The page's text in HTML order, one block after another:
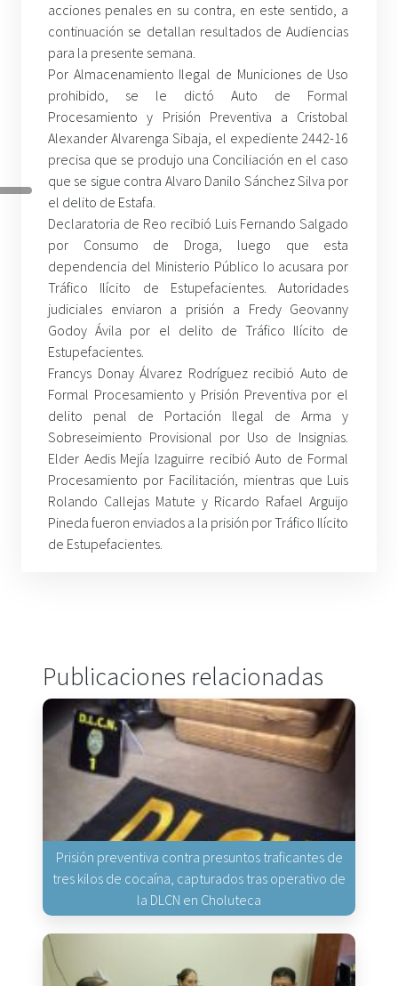
acciones penales en su contra, en este sentido, a
continuación se detallan resultados de Audiencias
para la presente semana.
Por Almacenamiento Ilegal de Municiones de Uso
prohibido, se le dictó Auto de Formal
Procesamiento y Prisión Preventiva a Cristobal
Alexander Alvarenga Sibaja, el expediente 2442-16
precisa que se produjo una Conciliación en el caso
que se sigue contra Alvaro Danilo Sánchez Silva por
el delito de Estafa.
Declaratoria de Reo recibió Luis Fernando Salgado
por Consumo de Droga, luego que esta
dependencia del Ministerio Público lo acusara por
Tráfico Ilícito de Estupefacientes. Autoridades
judiciales enviaron a prisión a Fredy Geovanny
Godoy Ávila por el delito de Tráfico Ilícito de
Estupefacientes.
Francys Donay Álvarez Rodríguez recibió Auto de
Formal Procesamiento y Prisión Preventiva por el
delito penal de Portación Ilegal de Arma y
Sobreseimiento Provisional por Uso de Insignias.
Elder Aedis Mejía Izaguirre recibió Auto de Formal
Procesamiento por Facilitación, mientras que Luis
Rolando Callejas Matute y Ricardo Rafael Arguijo
Pineda fueron enviados a la prisión por Tráfico Ilícito
de Estupefacientes.
Publicaciones relacionadas
Prisión preventiva contra presuntos traficantes de
tres kilos de cocaína, capturados tras operativo de
la DLCN en Choluteca